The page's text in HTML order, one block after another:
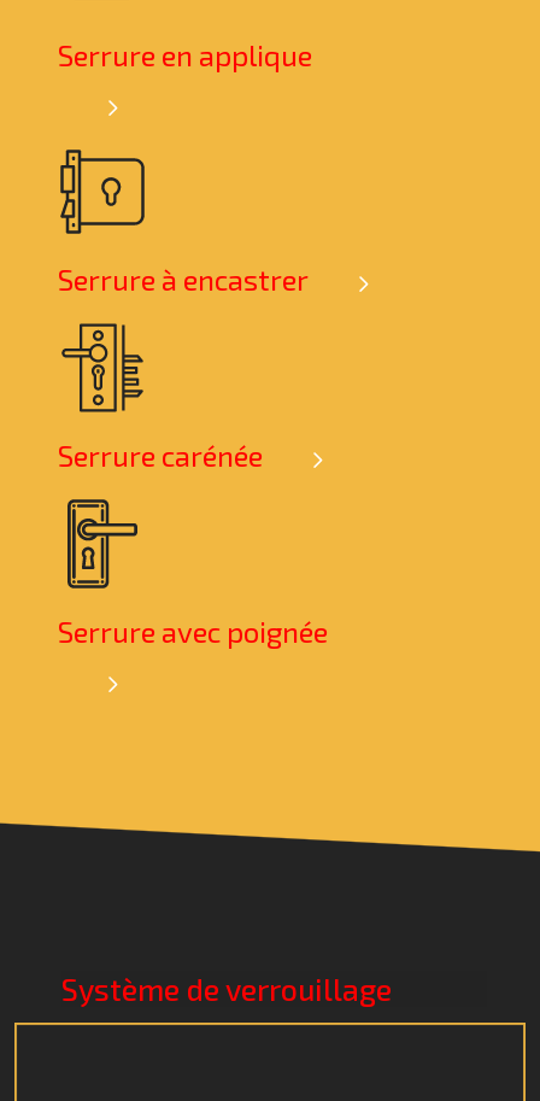
Serrure en applique
Serrure à encastrer
Serrure carénée
Serrure avec poignée
Système de verrouillage